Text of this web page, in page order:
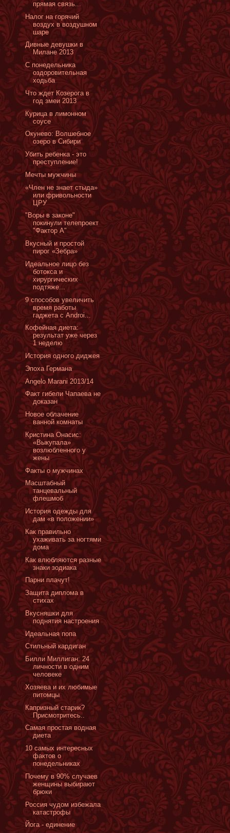
прямая связь...
Налог на горячий
воздух в воздушном
шаре
Дивные девушки в
Милане 2013
С понедельника
оздоровительная
ходьба
Что ждет Козерога в
год змеи 2013
Курица в лимонном
соусе
Окунево: Волшебное
озеро в Сибири
Убить ребенка - это
преступление!
Мечты мужчины
«Член не знает стыда»
или фривольности
ЦРУ
"Воры в законе"
покинули телепроект
"Фактор А"
Вкусный и простой
пирог «Зебра»
Идеальное лицо без
ботокса и
хирургических
подтяже...
9 способов увеличить
время работы
гаджета с Androi...
Кофейная диета:
результат уже через
1 неделю
История одного диджея
Эпоха Германа
Angelo Marani 2013/14
Факт гибели Чапаева не
доказан
Новое облачение
ванной комнаты
Кристина Онасис:
«Выкупала»
возлюбленного у
жены
Факты о мужчинах
Масштабный
танцевальный
флешмоб
История одежды для
дам «в положении»
Как правильно
ухаживать за ногтями
дома
Как влюбляются разные
знаки зодиака
Парни плачут!
Защита диплома в
стихах
Вкусняшки для
поднятия настроения
Идеальная попа
Стильный кардиган
Билли Миллиган: 24
личности в одним
человеке
Xозяева и их любимые
питомцы
Капризный старик?
Присмотритесь..
Самая простая водная
диета
10 самых интересных
фактов о
понедельниках
Почему в 90% случаев
женщины выбирают
брюки
Россия чудом избежала
катастрофы
Йога - единение